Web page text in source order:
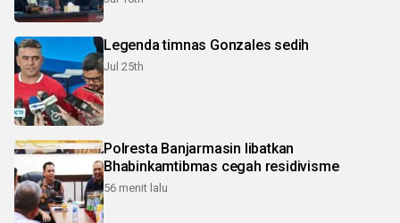
Legenda timnas Gonzales sedih
Jul 25th
Polresta Banjarmasin libatkan
Bhabinkamtibmas cegah residivisme
56 menit lalu